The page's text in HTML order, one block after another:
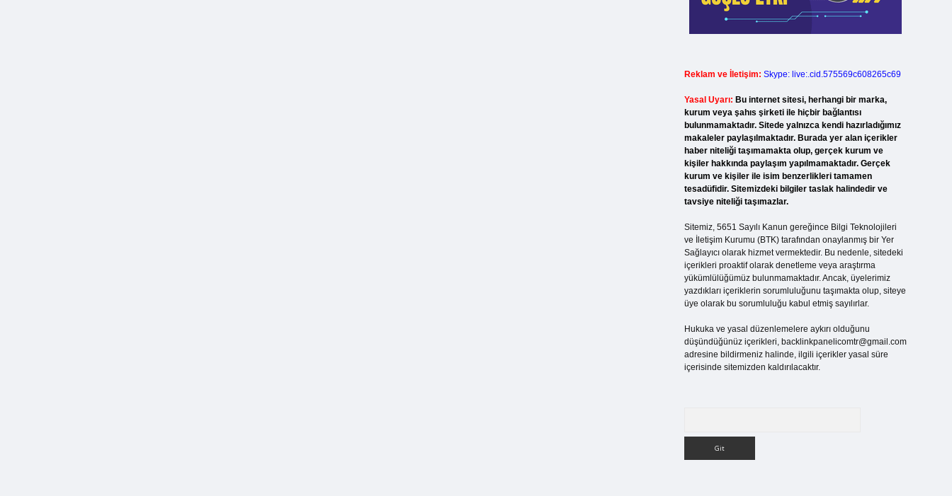
Reklam ve İletişim: Skype: live:.cid.575569c608265c69
Yasal Uyarı: Bu internet sitesi, herhangi bir marka,
kurum veya şahıs şirketi ile hiçbir bağlantısı
bulunmamaktadır. Sitede yalnızca kendi hazırladığımız
makaleler paylaşılmaktadır. Burada yer alan içerikler
haber niteliği taşımamakta olup, gerçek kurum ve
kişiler hakkında paylaşım yapılmamaktadır. Gerçek
kurum ve kişiler ile isim benzerlikleri tamamen
tesadüfidir. Sitemizdeki bilgiler taslak halindedir ve
tavsiye niteliği taşımazlar.
Sitemiz, 5651 Sayılı Kanun gereğince Bilgi Teknolojileri
ve İletişim Kurumu (BTK) tarafından onaylanmış bir Yer
Sağlayıcı olarak hizmet vermektedir. Bu nedenle, sitedeki
içerikleri proaktif olarak denetleme veya araştırma
yükümlülüğümüz bulunmamaktadır. Ancak, üyelerimiz
yazdıkları içeriklerin sorumluluğunu taşımakta olup, siteye
üye olarak bu sorumluluğu kabul etmiş sayılırlar.
Hukuka ve yasal düzenlemelere aykırı olduğunu
düşündüğünüz içerikleri, backlinkpanelicomtr@gmail.com
adresine bildirmeniz halinde, ilgili içerikler yasal süre
içerisinde sitemizden kaldırılacaktır.